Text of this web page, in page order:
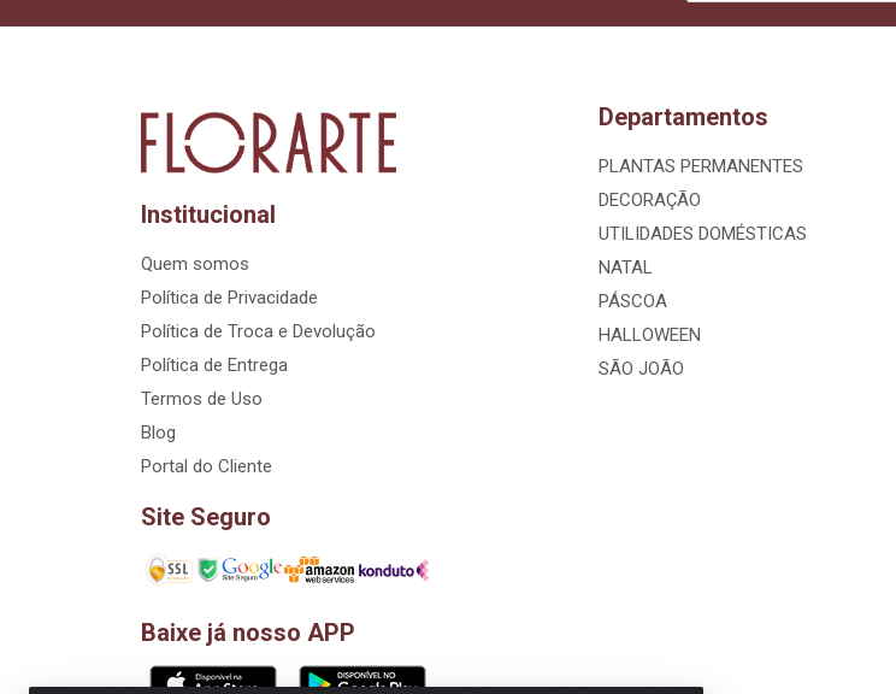
Institucional
Quem somos
Política de Privacidade
Política de Troca e Devolução
Política de Entrega
Termos de Uso
Blog
Portal do Cliente
Site Seguro
Baixe já nosso APP
Departamentos
PLANTAS PERMANENTES
DECORAÇÃO
UTILIDADES DOMÉSTICAS
NATAL
PÁSCOA
HALLOWEEN
SÃO JOÃO